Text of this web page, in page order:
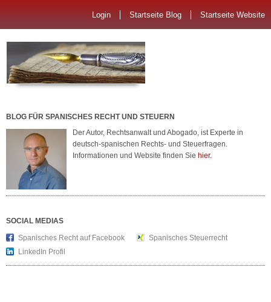
Login Startseite Blog Startseite Website
BLOG FÜR SPANISCHES RECHT UND STEUERN
Der Autor, Rechtsanwalt und Abogado, ist Experte in
deutsch-spanischen Rechts- und Steuerfragen.
Informationen und Website finden Sie hier.
SOCIAL MEDIAS
Spanisches Recht auf Facebook
Spanisches Steuerrecht
LinkedIn Profil